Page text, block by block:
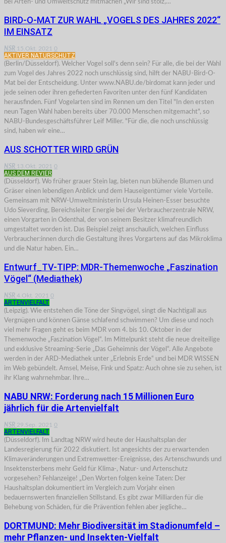
bei Arten- und Umweltschutz mitmachen „Wir sind stolz,…
BIRD-O-MAT ZUR WAHL „VOGELS DES JAHRES 2022“
IM EINSATZ
NSR 15.Okt. 2021 0
AKTIVER NATURSCHUTZ
(Berlin/Düsseldorf). Welcher Vogel soll's denn sein? Für alle, die bei der Wahl
zum Vogel des Jahres 2022 noch unschlüssig sind, hilft der NABU-Bird-O-
Mat bei der Entscheidung. Unter www.NABU.de/birdomat kann jeder und
jede seinen oder ihren gefiederten Favoriten unter den fünf Kandidaten
herausfinden. Fünf Vogelarten sind im Rennen um den Titel "In den ersten
neun Tagen Wahl haben bereits über 70.000 Menschen mitgemacht", so
NABU-Bundesgeschäftsführer Leif Miller. "Für die, die noch unschlüssig
sind, haben wir eine…
AUS SCHOTTER WIRD GRÜN
NSR 13.Okt. 2021 0
AUS DEM REVIER
(Düsseldorf). Wo früher grauer Stein lag, bieten nun blühende Blumen und
Gräser einen lebendigen Anblick und dem Hauseigentümer viele Vorteile.
Gemeinsam mit NRW-Umweltministerin Ursula Heinen-Esser besuchte
Udo Sieverding, Bereichsleiter Energie bei der Verbraucherzentrale NRW,
einen Vorgarten in Odenthal, der von seinem Besitzer klimafreundlich
umgestaltet worden ist. Das Beispiel zeigt anschaulich, welchen Einfluss
Verbraucher:innen durch die Gestaltung ihres Vorgartens auf das Mikroklima
und die Natur haben. Ein…
Entwurf_TV-TIPP: MDR-Themenwoche „Faszination
Vögel“ (Mediathek)
NSR 4.Okt. 2021 0
ARTENVIELFALT
(Leipzig). Wie entstehen die Töne der Singvögel, singt die Nachtigall aus
Vergnügen und können Gänse schlafend schwimmen? Um diese und noch
viel mehr Fragen geht es beim MDR vom 4. bis 10. Oktober in der
Themenwoche „Faszination Vögel“. Im Mittelpunkt steht die neue dreiteilige
und exklusive Streaming-Serie „Das Geheimnis der Vögel“. Alle Angebote
werden in der ARD-Mediathek unter „Erlebnis Erde“ und bei MDR WISSEN
im Web gebündelt. Amsel, Meise, Fink und Spatz: Auch ohne sie zu sehen, ist
ihr Klang wahrnehmbar. Ihre…
NABU NRW: Forderung nach 15 Millionen Euro
jährlich für die Artenvielfalt
NSR 29.Sep. 2021 0
ARTENVIELFALT
(Düsseldorf). Im Landtag NRW wird heute der Haushaltsplan der
Landesregierung für 2022 diskutiert. Ist angesichts der zu erwartenden
Klimaveränderungen und Extremwetter-Ereignisse, des Artenschwunds und
Insektensterbens mehr Geld für Klima-, Natur- und Artenschutz
vorgesehen? Fehlanzeige! „Den Worten folgen keine Taten: Der
Haushaltsplan dokumentiert im Vergleich zum Vorjahr einen
bedauernswerten finanziellen Stillstand. Es gibt zwar Milliarden für die
Behebung von Schäden, für die Prävention fehlen aber jegliche…
DORTMUND: Mehr Biodiversität im Stadionumfeld –
mehr Pflanzen- und Insekten-Vielfalt